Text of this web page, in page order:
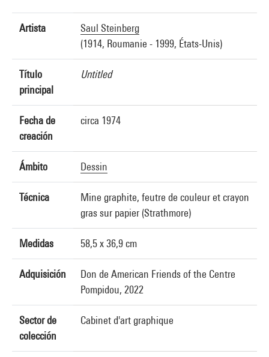
Artista
Saul Steinberg
(1914, Roumanie - 1999, États-Unis)
Título
principal
Untitled
Fecha de
creación
circa 1974
Ámbito Dessin
Técnica
Mine graphite, feutre de couleur et crayon
gras sur papier (Strathmore)
Medidas 58,5 x 36,9 cm
Adquisición
Don de American Friends of the Centre
Pompidou, 2022
Sector de
colección
Cabinet d'art graphique